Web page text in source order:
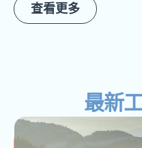
查看更多
最新